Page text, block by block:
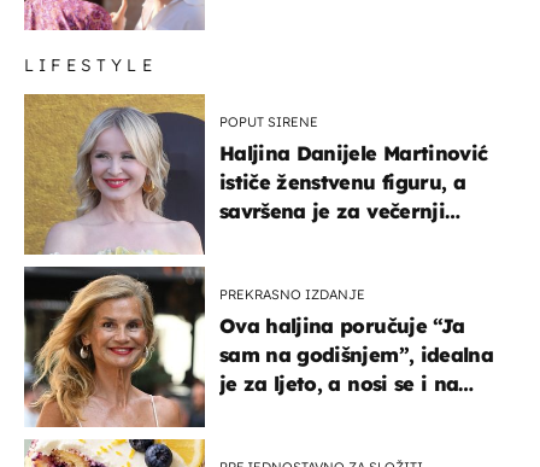
LIFESTYLE
POPUT SIRENE
Haljina Danijele Martinović
ističe ženstvenu figuru, a
savršena je za večernji
PREKRASNO IZDANJE
Ova haljina poručuje “Ja
sam na godišnjem”, idealna
je za ljeto, a nosi se i na